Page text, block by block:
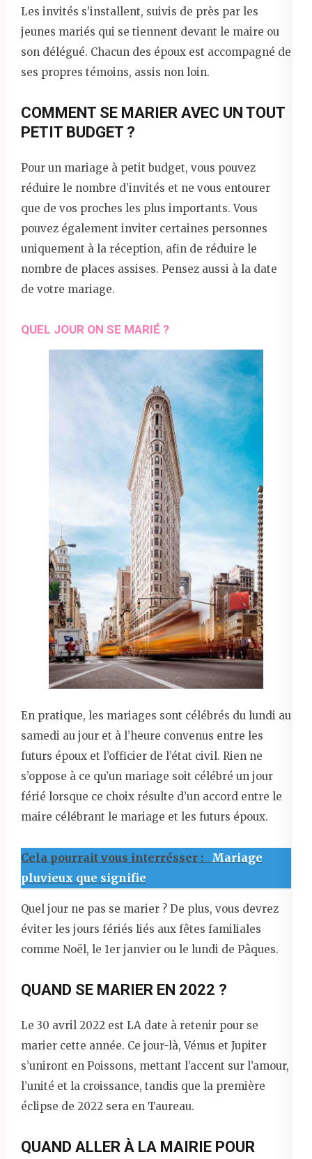
Les invités s’installent, suivis de près par les
jeunes mariés qui se tiennent devant le maire ou
son délégué. Chacun des époux est accompagné de
ses propres témoins, assis non loin.
COMMENT SE MARIER AVEC UN TOUT
PETIT BUDGET ?
Pour un mariage à petit budget, vous pouvez
réduire le nombre d’invités et ne vous entourer
que de vos proches les plus importants. Vous
pouvez également inviter certaines personnes
uniquement à la réception, afin de réduire le
nombre de places assises. Pensez aussi à la date
de votre mariage.
QUEL JOUR ON SE MARIÉ ?
En pratique, les mariages sont célébrés du lundi au
samedi au jour et à l’heure convenus entre les
futurs époux et l’officier de l’état civil. Rien ne
s’oppose à ce qu’un mariage soit célébré un jour
férié lorsque ce choix résulte d’un accord entre le
maire célébrant le mariage et les futurs époux.
Cela pourrait vous interrésser :
Mariage
pluvieux que signifie
Quel jour ne pas se marier ? De plus, vous devrez
éviter les jours fériés liés aux fêtes familiales
comme Noël, le 1er janvier ou le lundi de Pâques.
QUAND SE MARIER EN 2022 ?
Le 30 avril 2022 est LA date à retenir pour se
marier cette année. Ce jour-là, Vénus et Jupiter
s’uniront en Poissons, mettant l’accent sur l’amour,
l’unité et la croissance, tandis que la première
éclipse de 2022 sera en Taureau.
QUAND ALLER À LA MAIRIE POUR